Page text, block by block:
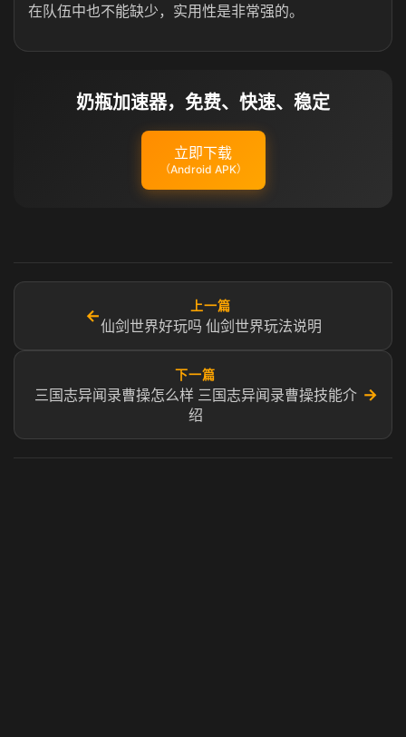
在队伍中也不能缺少，实用性是非常强的。
奶瓶加速器，免费、快速、稳定
立即下载
（Android APK）
←
上一篇
仙剑世界好玩吗 仙剑世界玩法说明
下一篇
三国志异闻录曹操怎么样 三国志异闻录曹操技能介
绍
→